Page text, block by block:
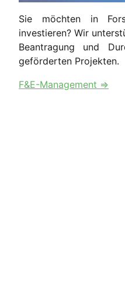
Sie möchten in
investieren? Wir
Beantragung und
geförderten Projekten.
F&E-Management ⇒